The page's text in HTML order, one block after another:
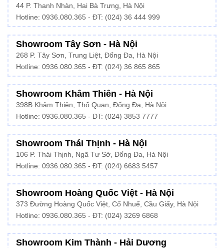
44 P. Thanh Nhàn, Hai Bà Trưng, Hà Nội
Hotline: 0936.080.365 - ĐT: (024) 36 444 999
Showroom Tây Sơn - Hà Nội
268 P. Tây Sơn, Trung Liệt, Đống Đa, Hà Nội
Hotline: 0936.080.365 - ĐT: (024) 36 865 865
Showroom Khâm Thiên - Hà Nội
398B Khâm Thiên, Thổ Quan, Đống Đa, Hà Nội
Hotline: 0936.080.365 - ĐT: (024) 3853 7777
Showroom Thái Thịnh - Hà Nội
106 P. Thái Thịnh, Ngã Tư Sở, Đống Đa, Hà Nội
Hotline: 0936.080.365 - ĐT: (024) 6683 5457
Showroom Hoàng Quốc Việt - Hà Nội
373 Đường Hoàng Quốc Việt, Cổ Nhuế, Cầu Giấy, Hà Nội
Hotline: 0936.080.365 - ĐT: (024) 3269 6868
Showroom Kim Thành - Hải Dương